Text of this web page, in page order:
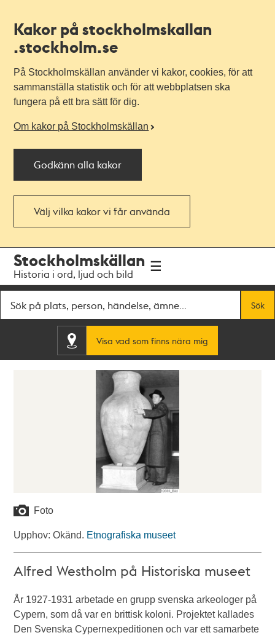
Kakor på stockholmskallan
.stockholm.se
På Stockholmskällan använder vi kakor, cookies, för att
sammanställa statistik och för att webbplatsen ska
fungera på ett bra sätt för dig.
Om kakor på Stockholmskällan
Godkänn alla kakor
Välj vilka kakor vi får använda
navigationen
huvudinnehållet
Stockholmskällan
Historia i ord, ljud och bild
Sök
Visa vad som finns nära mig
Foto
Upphov: Okänd. Etnografiska museet
Alfred Westholm på Historiska museet
År 1927-1931 arbetade en grupp svenska arkeologer på
Cypern, som då var en brittisk koloni. Projektet kallades
Den Svenska Cypernexpeditionen och var ett samarbete